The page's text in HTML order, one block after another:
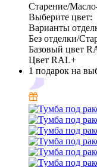
Старение/
Выберите цвет:
Варианты
Без отделки/
Базовый цвет
Цвет RAL+
1 подарок на